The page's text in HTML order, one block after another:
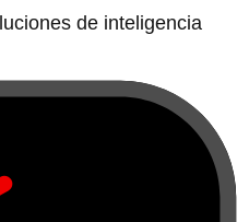
de inteligencia